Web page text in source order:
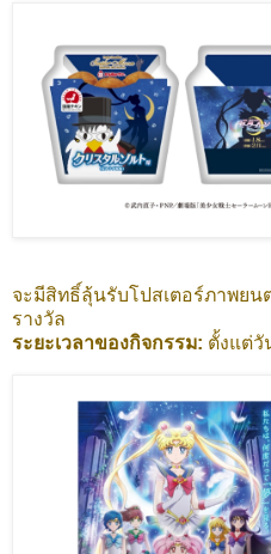
จะมีสิทธิ์ลุ้นรับโปสเตอร์ภาพยน
รางวัล
ระยะเวลาของกิจกรรม: ตั้งแต่วั